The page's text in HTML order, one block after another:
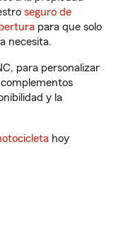
seguro de
para que solo
necesita.
para personalizar
y la
hoy